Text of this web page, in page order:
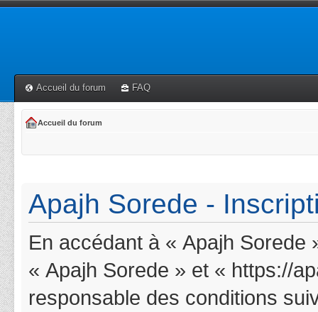
Accueil du forum FAQ
Accueil du forum
Apajh Sorede -
En accédant à « Apajh
« Apajh Sorede » et « https://
responsable des conditions